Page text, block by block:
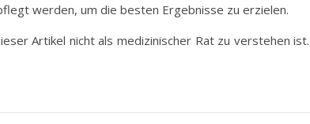
werden, um die besten Ergebnisse zu erzielen.
Artikel nicht als medizinischer Rat zu verstehen